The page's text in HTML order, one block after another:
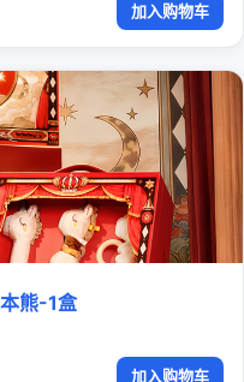
加入购物车
熊-1盒
加入购物车